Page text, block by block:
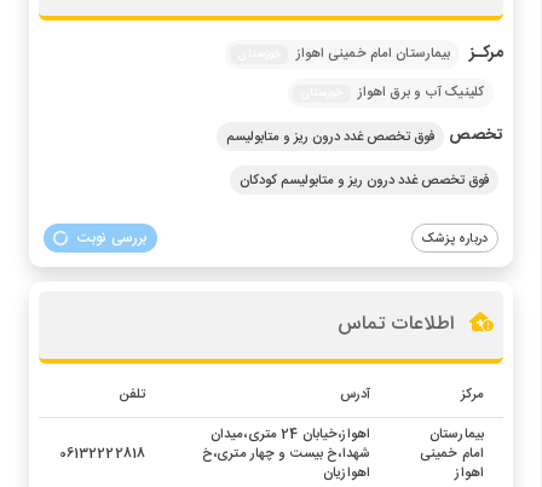
مرکـز بیمارستان امام خمینی اهواز
کلینیک آب و برق اهواز
تخصص
فوق تخصص غدد درون ریز و متابولیسم
فوق تخصص غدد درون ریز و متابولیسم کودکان
درباره پزشک بررسی نوبت
اطلاعات تماس
مرکز آدرس
تلفن
بیمارستان
امام خمینی
اهواز
اهواز،خیابان 24 متری،میدان
شهدا،خ بیست و چهار متری،خ
اهوازیان
06132222818